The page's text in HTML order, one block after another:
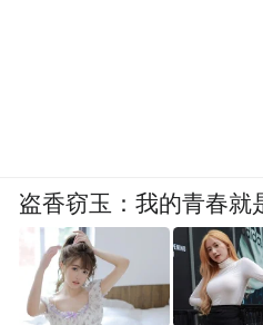
盗香窃玉：我的青春就